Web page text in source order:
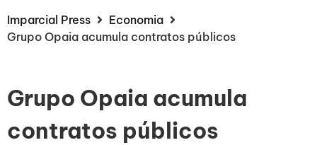
Imparcial Press
Economia
Grupo Opaia acumula contratos públicos
Grupo Opaia acumula
contratos públicos